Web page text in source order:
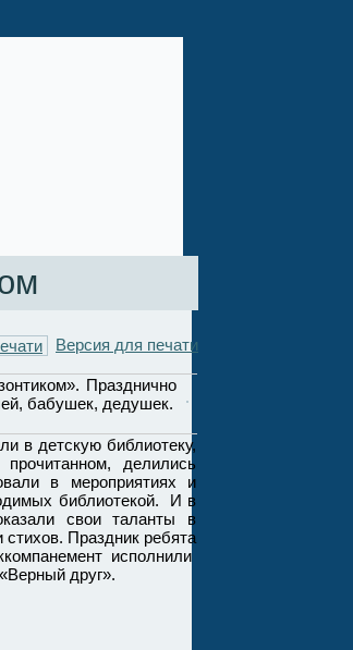
Версия для печати
Празднично
бабушек, дедушек.
в детскую библиотеку,
делились
в мероприятиях и
библиотекой. И в
свои таланты в
стихов. Праздник ребята
исполнили
друг».